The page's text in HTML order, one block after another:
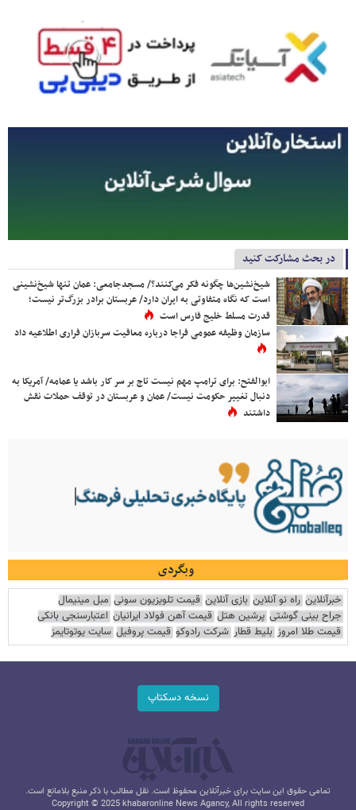
در بحث مشارکت کنید
شیخ‌نشین‌ها چگونه فکر می‌کنند؟/ مسجدجامعی: عمان تنها شیخ‌نشینی
است که نگاه متفاوتی به ایران دارد/ عربستان برادر بزرگ‌تر نیست؛
قدرت مسلط خلیج فارس است
سازمان وظیفه عمومی فراجا درباره معافیت سربازان فراری اطلاعیه داد
ابوالفتح: برای ترامپ مهم نیست تاج بر سر کار باشد یا عمامه/ آمریکا به
دنبال تغییر حکومت نیست/ عمان و عربستان در توقف حملات نقش
داشتند
وبگردی
خبرآنلاین راه نو آنلاین بازی آنلاین قیمت تلویزیون سونی مبل مینیمال
جراح بینی گوشتی پرشین هتل قیمت آهن فولاد ایرانیان اعتبارسنجی بانکی
قیمت طلا امروز بلیط قطار شرکت رادوکو قیمت پروفیل سایت یوتوتایمز
نسخه دسکتاپ
تمامی حقوق این سایت برای خبرآنلاین محفوظ است. نقل مطالب با ذکر منبع بلامانع است.
Copyright © 2025 khabaronline News Agancy, All rights reserved